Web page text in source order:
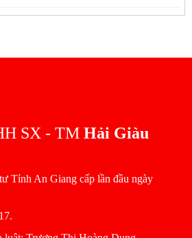
SX - TM Hải Giàu
Tỉnh An Giang cấp lần đầu ngày